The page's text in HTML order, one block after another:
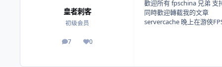
皇者刺客
初级会员
7
帖子 0
荣誉积分
歡迎所有 fpschina 兄弟 支
同時歡迎轉截我的文章
servercache 晚上在游俠